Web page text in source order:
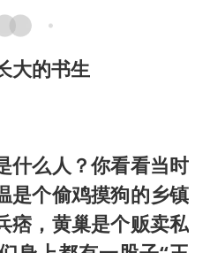
大的书生
什么人？你看看当时
是个偷鸡摸狗的乡镇
痞，黄巢是个贩卖私